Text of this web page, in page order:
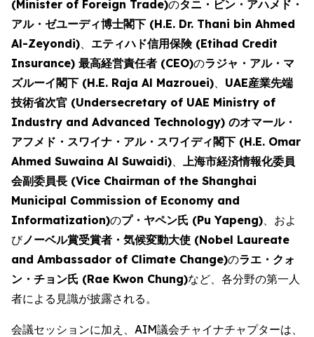
(Minister of Foreign Trade)のタニ・ビン・アハメド・
アル・ゼユーディ博士閣下 (H.E. Dr. Thani bin Ahmed
Al-Zeyondi)、 エティハド信用保険 (Etihad Credit
Insurance) 最高経営責任者 (CEO)のラジャ・アル・マ
ズルーイ閣下 (H.E. Raja Al Mazrouei)、 UAE産業先端
技術省次官 (Undersecretary of UAE Ministry of
Industry and Advanced Technology) のオマール・
アフメド・スワイナ・アル・スワイディ閣下 (H.E. Omar
Ahmed Suwaina Al Suwaidi)、 上海市経済情報化委員
会副委員長 (Vice Chairman of the Shanghai
Municipal Commission of Economy and
Informatization)のプ・ヤペン氏 (Pu Yapeng)、およ
びノーベル賞受賞者・気候変動大使 (Nobel Laureate
and Ambassador of Climate Change)のラエ・クォ
ン・チョン氏 (Rae Kwon Chung)など、各分野の第一人
者による見識が披露される。
会議セッションに加え、AIM議会チャイナチャプターは、